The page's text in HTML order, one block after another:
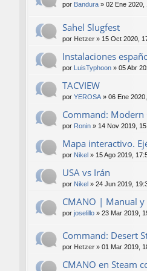
por Bandura » 02 Ene 2020,
Sahel Slugfest
por Hetzer » 15 Oct 2020,
Instalaciones
por LuisTyphoon » 05 Abr
TACVIEW
por YEROSA » 06 Ene
Command:
por Ronin » 14 Nov 2019,
Mapa interactivo.
por Nikel » 15 Ago 2019,
USA vs Irán
por Nikel » 24 Jun 2019,
CMANO | Manual y
por joselillo » 23 Mar 2019,
Command: Desert
por Hetzer » 01 Mar 2019,
CMANO en Steam